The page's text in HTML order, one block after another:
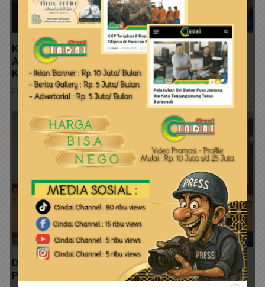
Ketua HNSI Tanjungpinang Berang, Ancam Class
Action dan Aksi Massa: Kejari Harus Tuntaskan
Kasus Penimbunan Mangrove Dompak
28 Juli 2026
Dinas Perkim Kepri Perkuat Pembangunan Sanitasi
Pesisir Melalui Adopsi Inovasi SI PENJARAH SISIR